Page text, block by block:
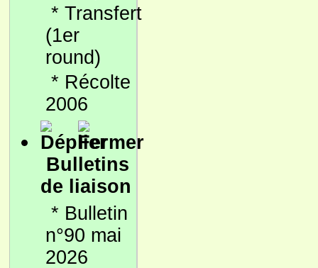
* Transfert
(1er
round)
* Récolte
2006
Bulletins
de liaison
* Bulletin
n°90 mai
2026